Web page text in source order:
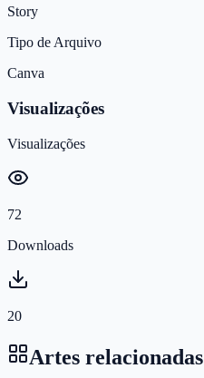
Story
Tipo de Arquivo
Canva
Visualizações
Visualizações
72
Downloads
20
Artes relacionadas